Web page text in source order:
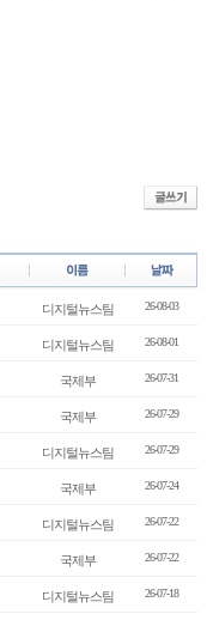
디지털뉴스팀 26-08-03
디지털뉴스팀 26-08-01
국제부 26-07-31
국제부 26-07-29
디지털뉴스팀 26-07-29
국제부 26-07-24
디지털뉴스팀 26-07-22
국제부 26-07-22
디지털뉴스팀 26-07-18